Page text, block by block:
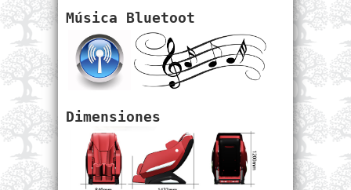
Música Bluetoot
Dimensiones